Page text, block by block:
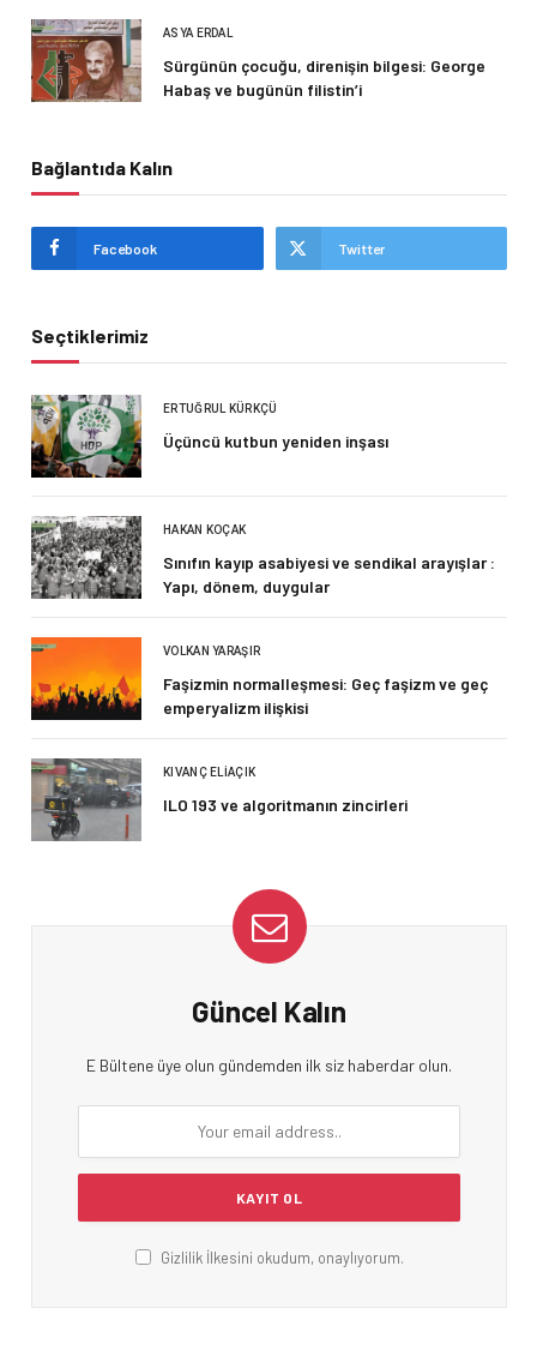
ASYA ERDAL
Sürgünün çocuğu, direnişin bilgesi: George
Habaş ve bugünün filistin’i
Bağlantıda Kalın
Facebook Twitter
Seçtiklerimiz
ERTUĞRUL KÜRKÇÜ
Üçüncü kutbun yeniden inşası
HAKAN KOÇAK
Sınıfın kayıp asabiyesi ve sendikal arayışlar :
Yapı, dönem, duygular
VOLKAN YARAŞIR
Faşizmin normalleşmesi: Geç faşizm ve geç
emperyalizm ilişkisi
KIVANÇ ELIAÇIK
ILO 193 ve algoritmanın zincirleri
Güncel Kalın
E Bültene üye olun gündemden ilk siz haberdar olun.
Gizlilik İlkesini okudum, onaylıyorum.